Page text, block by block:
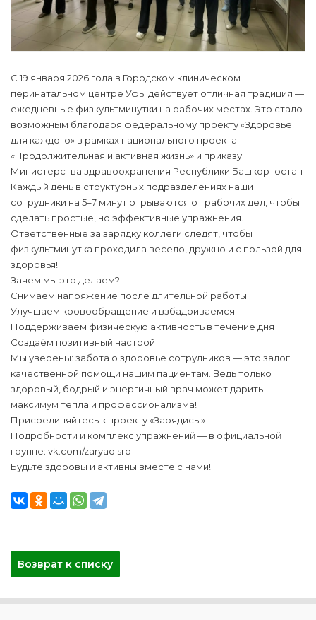
С 19 января 2026 года в Городском клиническом
перинатальном центре Уфы действует отличная традиция —
ежедневные физкультминутки на рабочих местах. Это стало
возможным благодаря федеральному проекту «Здоровье
для каждого» в рамках национального проекта
«Продолжительная и активная жизнь» и приказу
Министерства здравоохранения Республики Башкортостан
Каждый день в структурных подразделениях наши
сотрудники на 5–7 минут отрываются от рабочих дел, чтобы
сделать простые, но эффективные упражнения.
Ответственные за зарядку коллеги следят, чтобы
физкультминутка проходила весело, дружно и с пользой для
здоровья!
Зачем мы это делаем?
Снимаем напряжение после длительной работы
Улучшаем кровообращение и взбадриваемся
Поддерживаем физическую активность в течение дня
Создаём позитивный настрой
Мы уверены: забота о здоровье сотрудников — это залог
качественной помощи нашим пациентам. Ведь только
здоровый, бодрый и энергичный врач может дарить
максимум тепла и профессионализма!
Присоединяйтесь к проекту «Зарядись!»
Подробности и комплекс упражнений — в официальной
группе: vk.com/zaryadisrb
Будьте здоровы и активны вместе с нами!
Возврат к списку